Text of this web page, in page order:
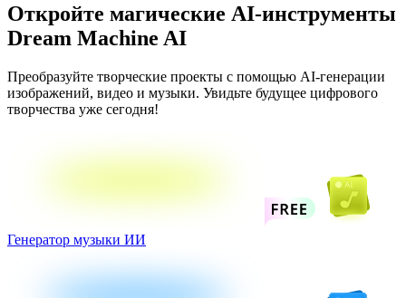
Откройте магические AI-инструменты
Dream Machine AI
Преобразуйте творческие проекты с помощью AI-генерации
изображений, видео и музыки. Увидьте будущее цифрового
творчества уже сегодня!
Генератор музыки ИИ